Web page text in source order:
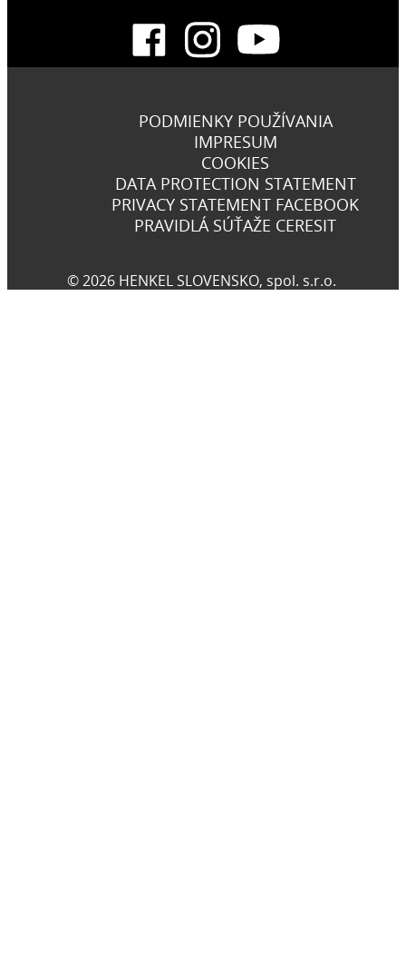
PODMIENKY POUŽÍVANIA
IMPRESUM
COOKIES
DATA PROTECTION STATEMENT
PRIVACY STATEMENT FACEBOOK
PRAVIDLÁ SÚŤAŽE CERESIT
© 2026 HENKEL SLOVENSKO, spol. s.r.o.